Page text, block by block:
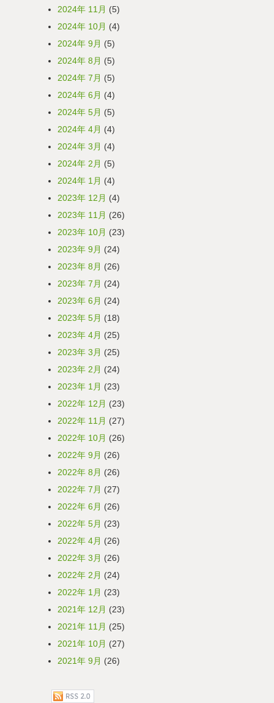
2024年 11月 (5)
2024年 10月 (4)
2024年 9月 (5)
2024年 8月 (5)
2024年 7月 (5)
2024年 6月 (4)
2024年 5月 (5)
2024年 4月 (4)
2024年 3月 (4)
2024年 2月 (5)
2024年 1月 (4)
2023年 12月 (4)
2023年 11月 (26)
2023年 10月 (23)
2023年 9月 (24)
2023年 8月 (26)
2023年 7月 (24)
2023年 6月 (24)
2023年 5月 (18)
2023年 4月 (25)
2023年 3月 (25)
2023年 2月 (24)
2023年 1月 (23)
2022年 12月 (23)
2022年 11月 (27)
2022年 10月 (26)
2022年 9月 (26)
2022年 8月 (26)
2022年 7月 (27)
2022年 6月 (26)
2022年 5月 (23)
2022年 4月 (26)
2022年 3月 (26)
2022年 2月 (24)
2022年 1月 (23)
2021年 12月 (23)
2021年 11月 (25)
2021年 10月 (27)
2021年 9月 (26)